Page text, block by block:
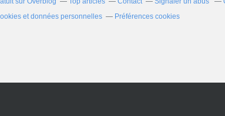
et données personnelles
Préférences cookies